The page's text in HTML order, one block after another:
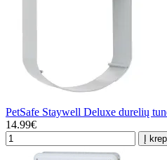
PetSafe Staywell Deluxe durelių
14.99€
Į